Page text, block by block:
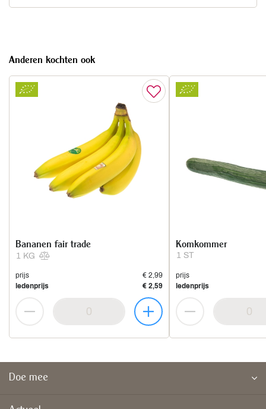
Anderen kochten ook
1 KG
Bananen fair trade
prijs
€ 2,99
ledenprijs
€ 2,59
1 ST
Komkommer
prijs
ledenprijs
Doe mee